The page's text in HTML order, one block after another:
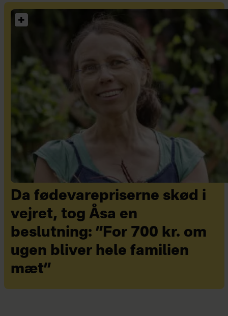
Da fødevarepriserne skød i
vejret, tog Åsa en
beslutning: ”For 700 kr. om
ugen bliver hele familien
mæt”